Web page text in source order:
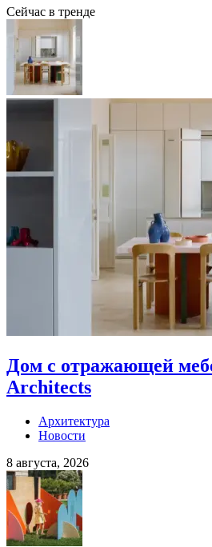
Сейчас в тренде
Дом с отражающей
Architects
Архитектура
Новости
8 августа, 2026